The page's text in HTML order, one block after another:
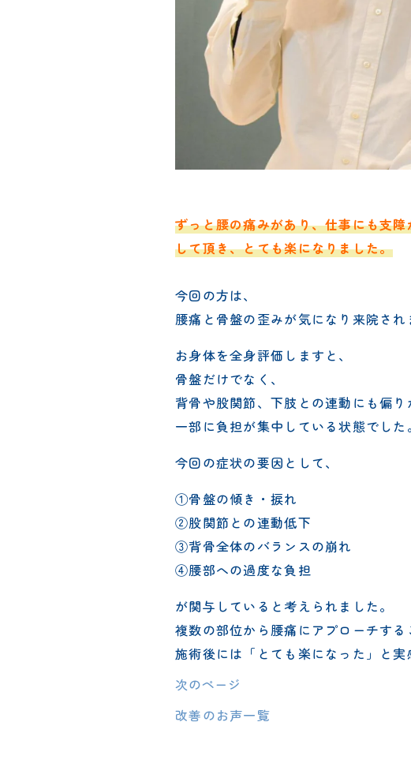
ずっと腰の痛みがあり、仕事にも支
して頂き、とても楽になりました。
今回の方は、
腰痛と骨盤の歪みが気になり来院され
お身体を全身評価しますと、
骨盤だけでなく、
背骨や股関節、下肢との連動にも偏り
一部に負担が集中している状態でした。
今回の症状の要因として、
①骨盤の傾き・捩れ
②股関節との連動低下
③背骨全体のバランスの崩れ
④腰部への過度な負担
が関与していると考えられました。
複数の部位から腰痛にアプローチする
施術後には「とても楽になった」と実
次のページ
改善のお声一覧